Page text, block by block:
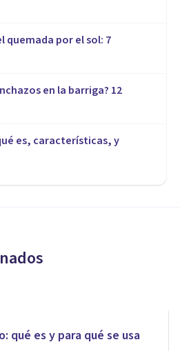
quemada por el sol: 7
en la barriga? 12
es, características, y
B12):
este fármaco
qué es y para qué se usa